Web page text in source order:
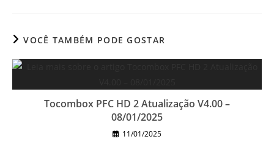
VOCÊ TAMBÉM PODE GOSTAR
Tocombox PFC HD 2 Atualização V4.00 –
08/01/2025
11/01/2025